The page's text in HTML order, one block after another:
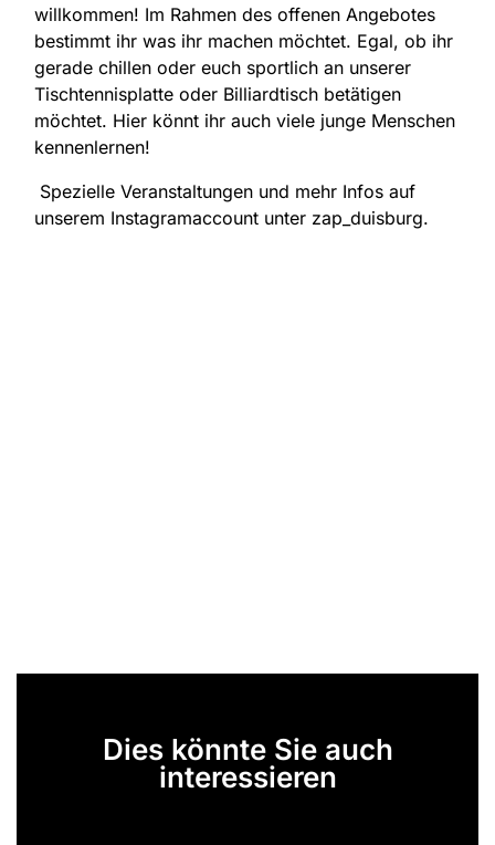
willkommen! Im Rahmen des offenen Angebotes
bestimmt ihr was ihr machen möchtet. Egal, ob ihr
gerade chillen oder euch sportlich an unserer
Tischtennisplatte oder Billiardtisch betätigen
möchtet. Hier könnt ihr auch viele junge Menschen
kennenlernen!
Spezielle Veranstaltungen und mehr Infos auf
unserem Instagramaccount unter zap_duisburg.
Dies könnte Sie auch
interessieren